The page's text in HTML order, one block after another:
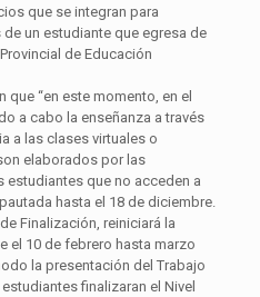
que se integran para
un estudiante que egresa de
de Educación
“en este momento, en el
a cabo la enseñanza a través
a las clases virtuales o
elaborados por las
que no acceden a
hasta el 18 de diciembre.
Finalización, reiniciará la
el 10 de febrero hasta marzo
la presentación del Trabajo
finalizaran el Nivel